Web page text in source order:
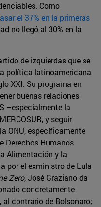
Como
el 37% en la primeras
no llegó al 30% en la
de izquierdas que se
política latinoamericana
XXI. Su programa en
buenas relaciones
–especialmente la
y seguir
ONU, específicamente
Derechos Humanos
Alimentación y la
por el exministro de Lula
Zero, José Graziano da
concretamente
, al contrario de Bolsonaro;